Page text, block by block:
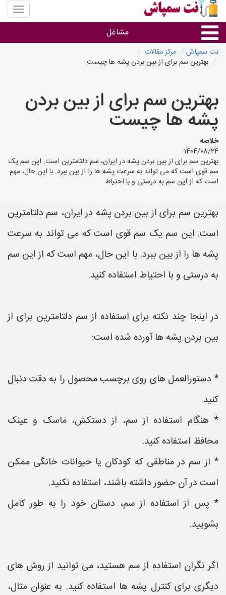
منوی
سایت
مشاغل
گروه ها
استان ها
نت سمپاش
مرکز مقالات
بهترین سم برای از بین بردن پشه ها چیست
بهترین سم برای از بین بردن
پشه ها چیست
خلاصه
1404/08/24
بهترین سم برای از بین بردن پشه در ایران، سم دلتامترین است. این سم یک
سم قوی است که می تواند به سرعت پشه ها را از بین ببرد. با این حال، مهم
است که از این سم به درستی و با احتیاط
بهترین سم برای از بین بردن پشه در ایران، سم دلتامترین
است. این سم یک سم قوی است که می تواند به سرعت
پشه ها را از بین ببرد. با این حال، مهم است که از این سم
به درستی و با احتیاط استفاده کنید.
در اینجا چند نکته برای استفاده از سم دلتامترین برای از
بین بردن پشه ها آورده شده است:
* دستورالعمل های روی برچسب محصول را به دقت دنبال
کنید.
* هنگام استفاده از سم، از دستکش، ماسک و عینک
محافظ استفاده کنید.
* از سم در مناطقی که کودکان یا حیوانات خانگی ممکن
است در آن حضور داشته باشند، استفاده نکنید.
* پس از استفاده از سم، دستان خود را به طور کامل
بشویید.
اگر نگران استفاده از سم هستید، می توانید از روش های
دیگری برای کنترل پشه ها استفاده کنید. به عنوان مثال،